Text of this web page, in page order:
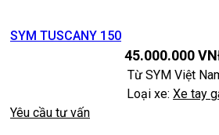
SYM TUSCANY 150
45.000.000
Từ SYM Việt
Loại xe: Xe tay
Yêu cầu tư vấn